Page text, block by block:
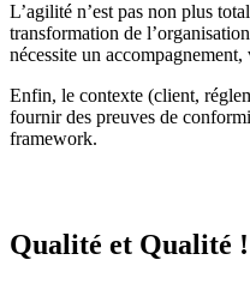
L’agilité n’est pas non plus
transformation de
nécessite un
Enfin, le contexte (client,
fournir des preuves de
framework.
Qualité et Qualité !